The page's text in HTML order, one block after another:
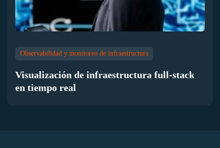
Observabilidad y monitoreo de infraestructura
Visualización de infraestructura full-stack
en tiempo real